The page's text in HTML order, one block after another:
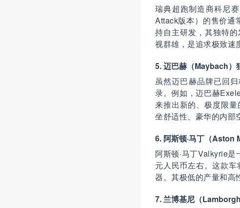
瑞典超跑制造商科尼
Attack版本）的售价通
持自主研发，其独特
视群雄，是追求极致速
5. 迈巴赫（Maybach）
虽然迈巴赫品牌已回
录。例如，迈巴赫
来推出新的、极度限
坐舒适性、豪华的内部
6. 阿斯顿·马丁（Aston
阿斯顿·马丁Valkyrie
元人民币左右。这款
器。其极低的产量和高
7. 兰博基尼（